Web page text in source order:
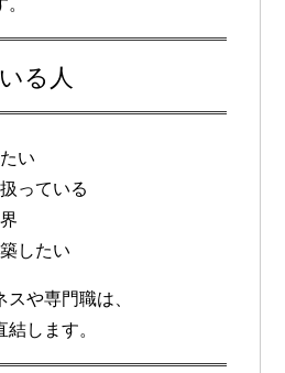
る人
い
っている
したい
や専門職は、
結します。